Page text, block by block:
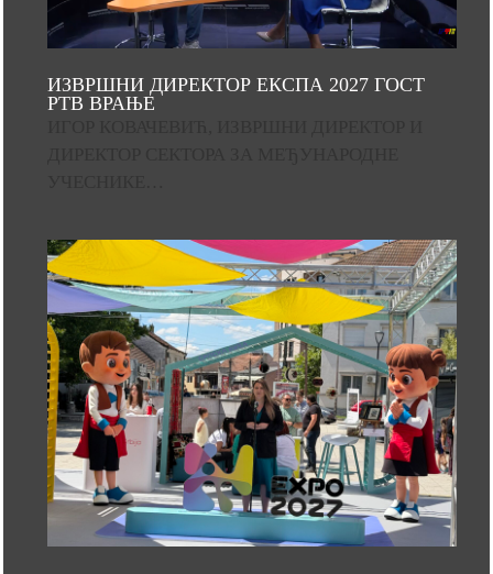
ИЗВРШНИ ДИРЕКТОР ЕКСПА 2027 ГОСТ
РТВ ВРАЊЕ